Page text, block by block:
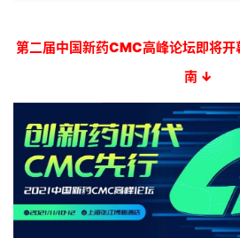
第二届中国新药CMC高峰论坛即将
南 ↓